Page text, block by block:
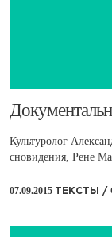
Культуролог
сновидения, Рене
07.09.2015 ТЕКСТЫ /